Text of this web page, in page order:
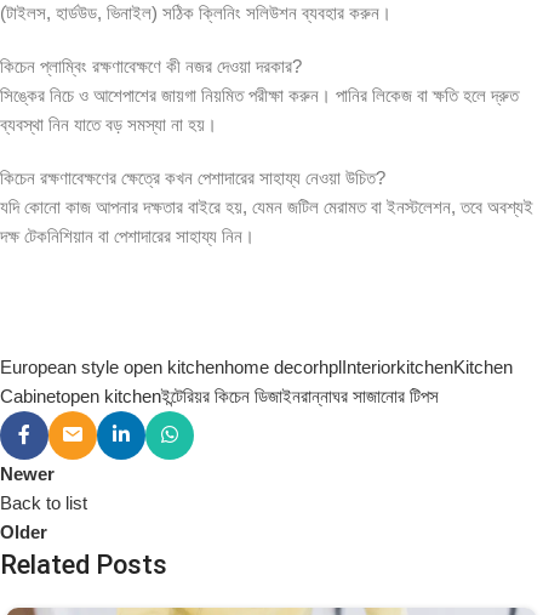
(টাইলস, হার্ডউড, ভিনাইল) সঠিক ক্লিনিং সলিউশন ব্যবহার করুন।
কিচেন প্লাম্বিং রক্ষণাবেক্ষণে কী নজর দেওয়া দরকার?
সিঙ্কের নিচে ও আশেপাশের জায়গা নিয়মিত পরীক্ষা করুন। পানির লিকেজ বা ক্ষতি হলে দ্রুত
ব্যবস্থা নিন যাতে বড় সমস্যা না হয়।
কিচেন রক্ষণাবেক্ষণের ক্ষেত্রে কখন পেশাদারের সাহায্য নেওয়া উচিত?
যদি কোনো কাজ আপনার দক্ষতার বাইরে হয়, যেমন জটিল মেরামত বা ইনস্টলেশন, তবে অবশ্যই
দক্ষ টেকনিশিয়ান বা পেশাদারের সাহায্য নিন।
European style open kitchenhome decorhplInteriorkitchenKitchen
Cabinetopen kitchenইন্টেরিয়র কিচেন ডিজাইনরান্নাঘর সাজানোর টিপস
Newer
Back to list
Older
Related Posts